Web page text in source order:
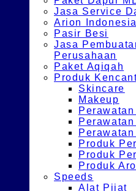
Jasa Service
Arion Indonesia
Pasir Besi
Jasa
Perusahaan
Paket Aqiqah
Produk
Skincare
Makeup
Perawatan
Produk
Produk
Produk
Speeds
Alat Pijat